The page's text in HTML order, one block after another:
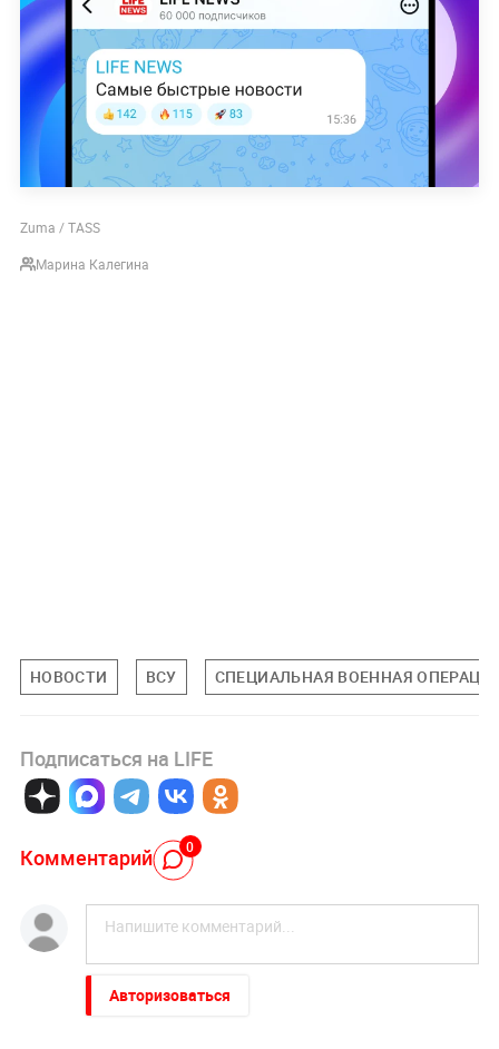
Zuma / TASS
Марина Калегина
НОВОСТИ ВСУ СПЕЦИАЛЬНАЯ ВОЕННАЯ
Подписаться на LIFE
Комментарий 0
Авторизоваться